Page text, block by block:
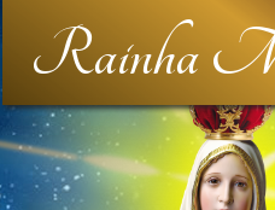
Rainha